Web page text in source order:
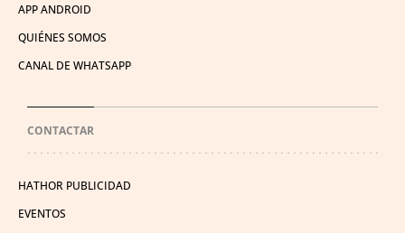
APP ANDROID
QUIÉNES SOMOS
CANAL DE WHATSAPP
CONTACTAR
HATHOR PUBLICIDAD
EVENTOS